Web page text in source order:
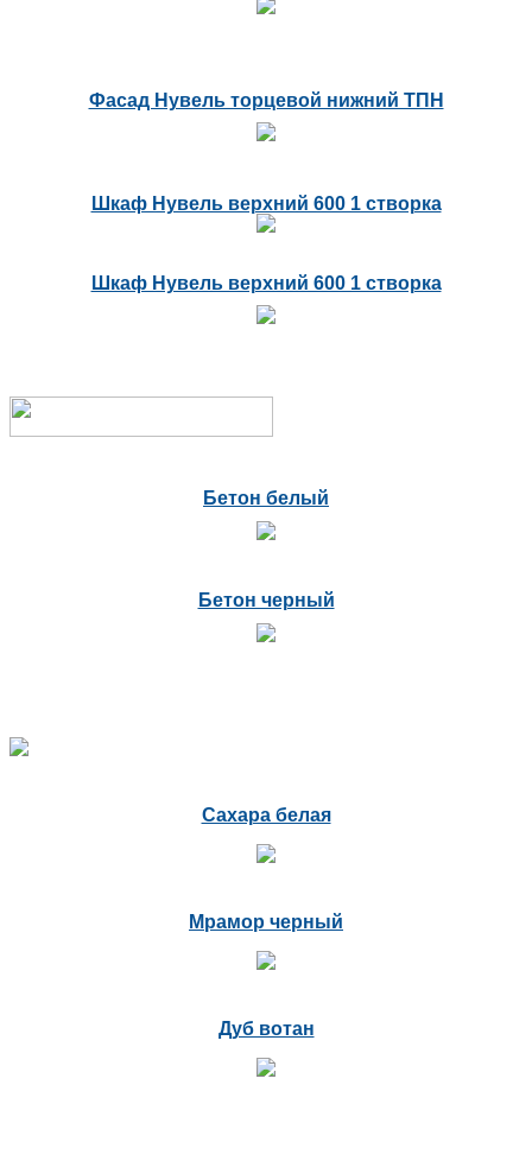
Фасад Нувель торцевой нижний ТПН
Шкаф Нувель верхний 600 1 створка
Шкаф Нувель верхний 600 1 створка
Бетон белый
Бетон черный
Сахара белая
Мрамор черный
Дуб вотан